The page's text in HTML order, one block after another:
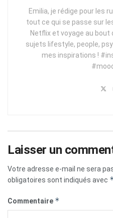
Emilia, je rédige pour les
tout ce qui se passe sur
Netflix et voyage au bout
sujets lifestyle, people,
mes inspirations !
Laisser un
Votre adresse e-mail ne sera
obligatoires sont indiqués avec
Commentaire *